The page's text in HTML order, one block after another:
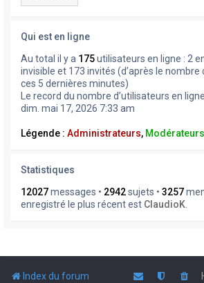
Qui est en ligne
Au total il y a 175utilisateurs en ligne : 2
invisible et 173 invités (d’après le nombre
ces 5 dernières minutes)
Le record du nombre d’utilisateurs en
dim. mai 17, 2026 7:33 am
Légende : Administrateurs,
Statistiques
12027messages • 2942sujets • 3257
enregistré le plus récent est ClaudioK
Index du forum